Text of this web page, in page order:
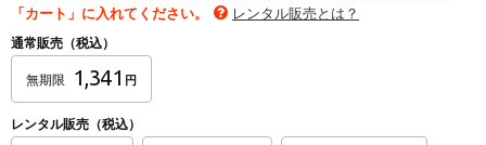
「カート」に入れてください。
レンタル販売とは？
通常販売（税込）
無期限 1,341 円
レンタル販売（税込）